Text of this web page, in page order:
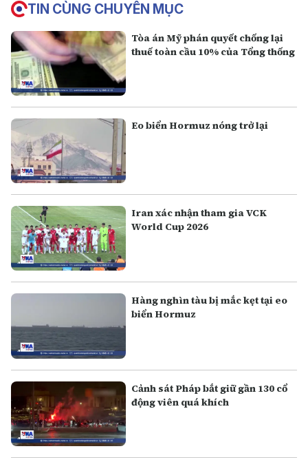
TIN CÙNG CHUYÊN MỤC
Tòa án Mỹ phán quyết chống lại
thuế toàn cầu 10% của Tổng thống
Eo biển Hormuz nóng trở lại
Iran xác nhận tham gia VCK
World Cup 2026
Hàng nghìn tàu bị mắc kẹt tại eo
biển Hormuz
Cảnh sát Pháp bắt giữ gần 130 cổ
động viên quá khích